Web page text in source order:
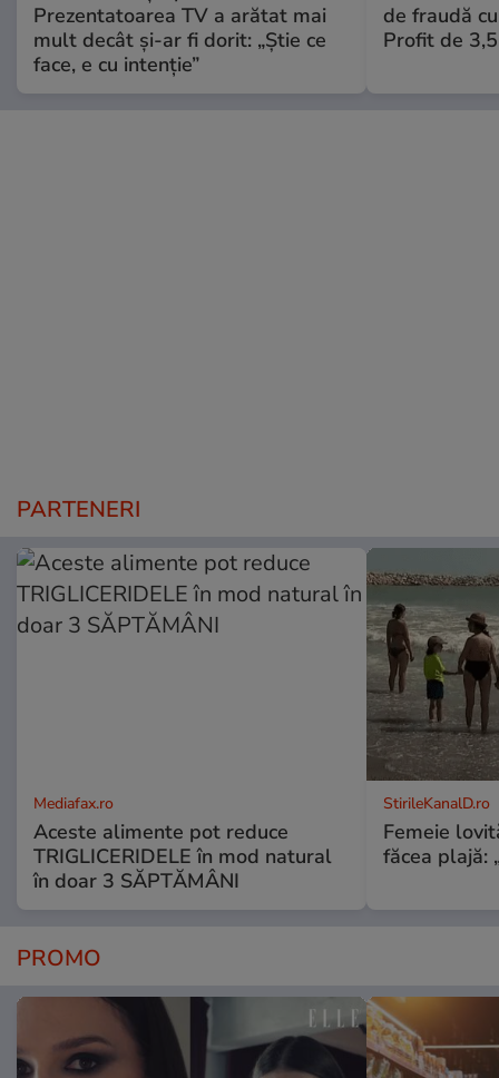
Prezentatoarea TV a arătat mai
mult decât și-ar fi dorit: „Știe ce
face, e cu intenție”
de fraudă
Profit de
PARTENERI
Mediafax.ro
Aceste alimente pot reduce
TRIGLICERIDELE în mod natural
în doar 3 SĂPTĂMÂNI
StirileKanalD.ro
Femeie
făcea plajă:
PROMO